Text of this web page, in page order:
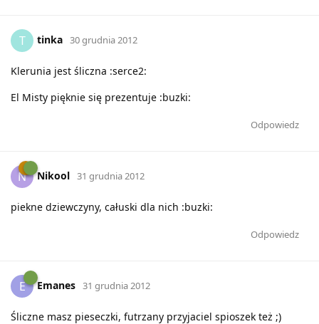
T tinka 30 grudnia 2012
Klerunia jest śliczna :serce2:
El Misty pięknie się prezentuje :buzki:
Odpowiedz
N Nikool 31 grudnia 2012
piekne dziewczyny, całuski dla nich :buzki:
Odpowiedz
E Emanes 31 grudnia 2012
Śliczne masz pieseczki, futrzany przyjaciel spioszek też ;)